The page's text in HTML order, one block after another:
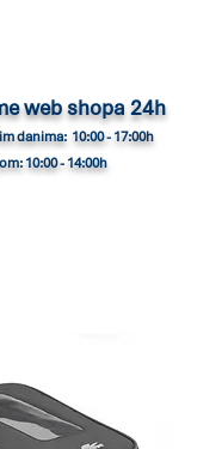
web shopa 24h
danima: 10:00 - 17:00h
10:00 - 14:00h